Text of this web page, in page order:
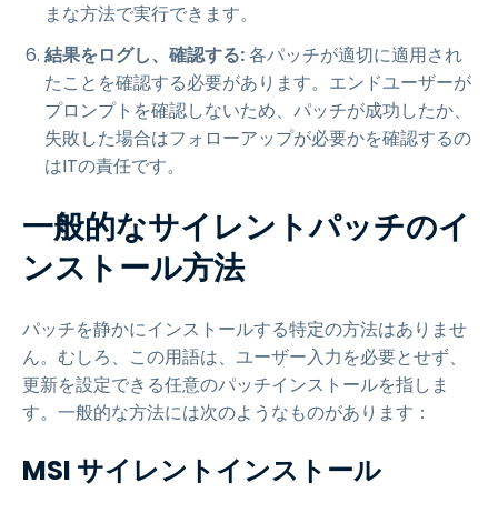
まな方法で実行できます。
結果をログし、確認する:各パッチが適切に適用され
たことを確認する必要があります。エンドユーザーが
プロンプトを確認しないため、パッチが成功したか、
失敗した場合はフォローアップが必要かを確認するの
はITの責任です。
一般的なサイレントパッチのイ
ンストール方法
パッチを静かにインストールする特定の方法はありませ
ん。むしろ、この用語は、ユーザー入力を必要とせず、
更新を設定できる任意のパッチインストールを指しま
す。一般的な方法には次のようなものがあります：
MSI サイレントインストール